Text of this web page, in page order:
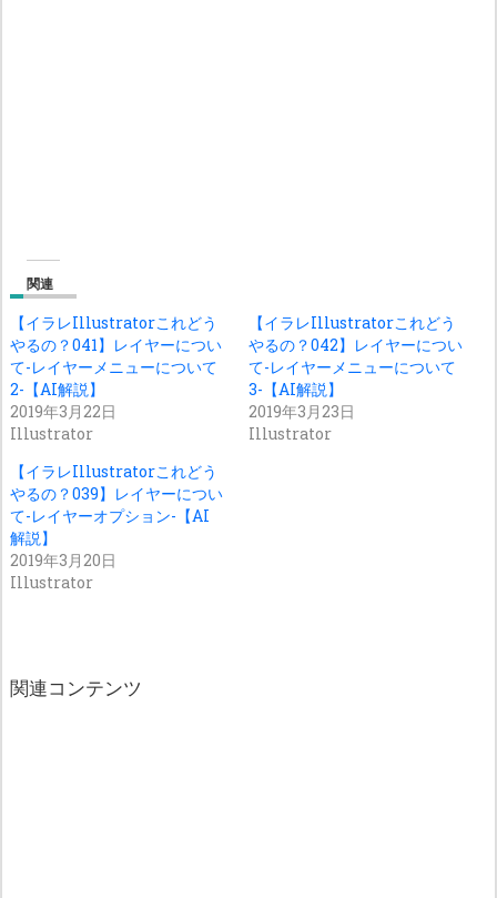
関連
【イラレIllustratorこれどう
やるの？041】レイヤーについ
て-レイヤーメニューについて
2-【AI解説】
2019年3月22日
Illustrator
【イラレIllustratorこれどう
やるの？042】レイヤーについ
て-レイヤーメニューについて
3-【AI解説】
2019年3月23日
Illustrator
【イラレIllustratorこれどう
やるの？039】レイヤーについ
て-レイヤーオプション-【AI
解説】
2019年3月20日
Illustrator
関連コンテンツ